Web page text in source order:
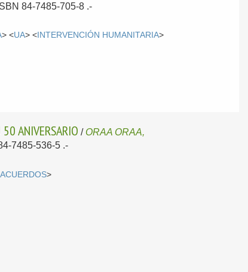
84-7485-705-8 .-
> <UA> < INTERVENCIÓN HUMANITARIA>
ANIVERSARIO / ORAA ORAA,
7485-536-5 .-
ACUERDOS>